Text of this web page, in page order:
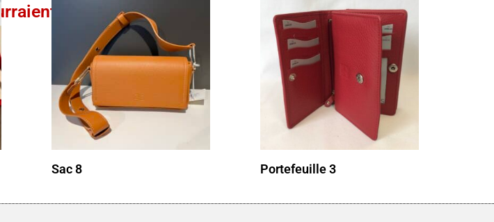
vous intéresser
Sac 8 Portefeuille 3